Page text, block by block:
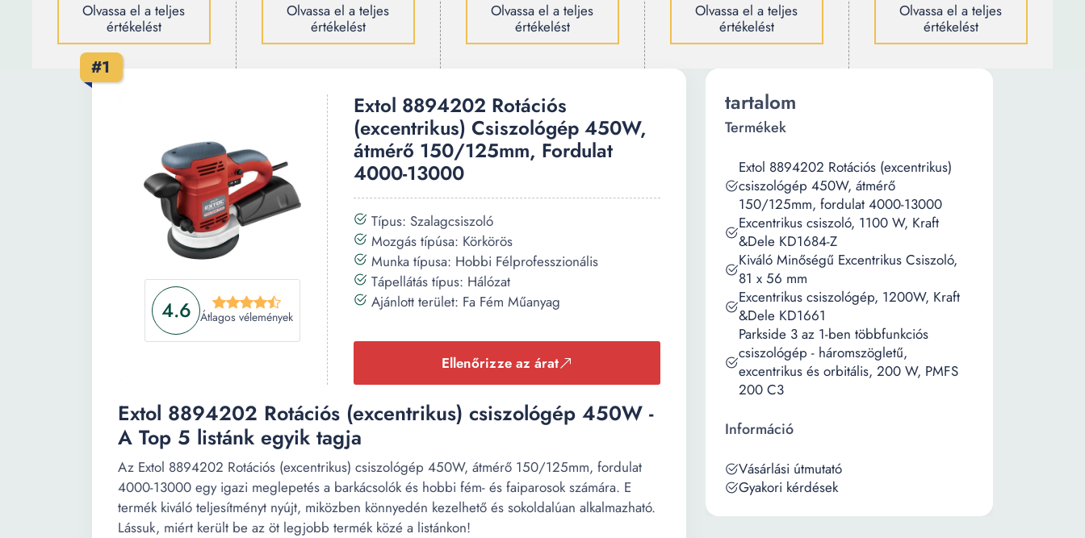
Olvassa el a teljes
értékelést
Olvassa el a teljes
értékelést
Olvassa el a teljes
értékelést
Olvassa el a teljes
értékelést
Olvassa el a teljes
értékelést
#1
4.6 Átlagos vélemények
Extol 8894202 Rotációs
(excentrikus) Csiszológép 450W,
átmérő 150/125mm, Fordulat
4000-13000
Típus: Szalagcsiszoló
Mozgás típúsa: Körkörös
Munka típusa: Hobbi Félprofesszionális
Tápellátás típus: Hálózat
Ajánlott terület: Fa Fém Műanyag
Ellenőrizze az árat
Extol 8894202 Rotációs (excentrikus) csiszológép 450W -
A Top 5 listánk egyik tagja
Az Extol 8894202 Rotációs (excentrikus) csiszológép 450W, átmérő 150/125mm, fordulat
4000-13000 egy igazi meglepetés a barkácsolók és hobbi fém- és faiparosok számára. E
termék kiváló teljesítményt nyújt, miközben könnyedén kezelhető és sokoldalúan alkalmazható.
Lássuk, miért került be az öt legjobb termék közé a listánkon!
tartalom
Termékek
Extol 8894202 Rotációs (excentrikus)
csiszológép 450W, átmérő
150/125mm, fordulat 4000-13000
Excentrikus csiszoló, 1100 W, Kraft
&Dele KD1684-Z
Kiváló Minőségű Excentrikus Csiszoló,
81 x 56 mm
Excentrikus csiszológép, 1200W, Kraft
&Dele KD1661
Parkside 3 az 1-ben többfunkciós
csiszológép - háromszögletű,
excentrikus és orbitális, 200 W, PMFS
200 C3
Információ
Vásárlási útmutató
Gyakori kérdések